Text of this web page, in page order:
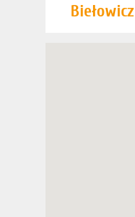
Biełowicz